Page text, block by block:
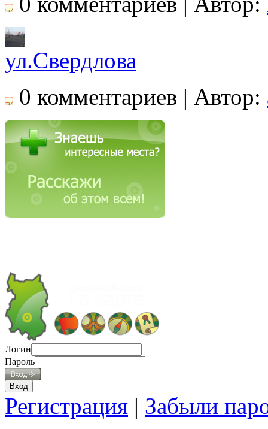
ул.Свердлова
0 комментариев | Автор:
Логин
Пароль
Регистрация | Забыли